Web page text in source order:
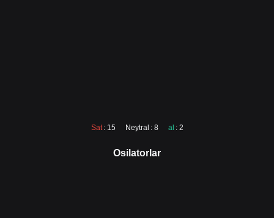
Sat : 15 Neytral : 8 al : 2
Osilatorlar